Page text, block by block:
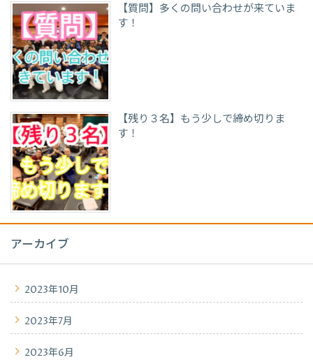
【質問】多くの問い合わせが来ていま
す！
【残り３名】もう少しで締め切りま
す！
アーカイブ
2023年10月
2023年7月
2023年6月